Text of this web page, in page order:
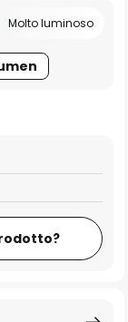
Molto luminoso